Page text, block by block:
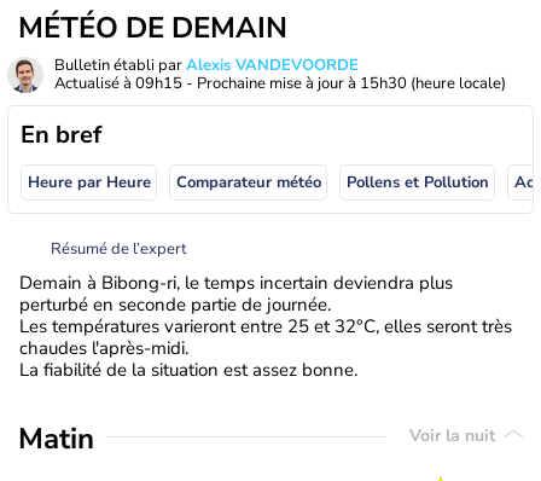
MÉTÉO DE DEMAIN
Bulletin établi parAlexis VANDEVOORDE
Actualisé à 09h15 - Prochaine mise à jour à 15h30 (heure locale)
En bref
Heure par Heure Comparateur météo Pollens et Pollution
Résumé de l’expert
Demain à Bibong-ri, le temps incertain deviendra plus
perturbé en seconde partie de journée.
Les températures varieront entre 25 et 32°C, elles seront très
chaudes l'après-midi.
La fiabilité de la situation est assez bonne.
Matin Voir la nuit